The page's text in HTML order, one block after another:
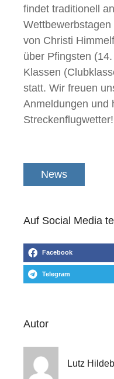
findet traditionell
von Christi
über Pfingsten
Klassen
statt. Wir freuen
Anmeldungen und
Streckenflugwetter!
News
Auf Social Media
Facebook
Telegram
Autor
Lutz